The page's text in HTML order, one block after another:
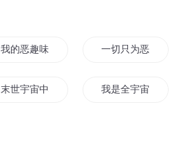
我的恶趣味女友 一切只为恶趣味
末世宇宙中心 我是全宇宙